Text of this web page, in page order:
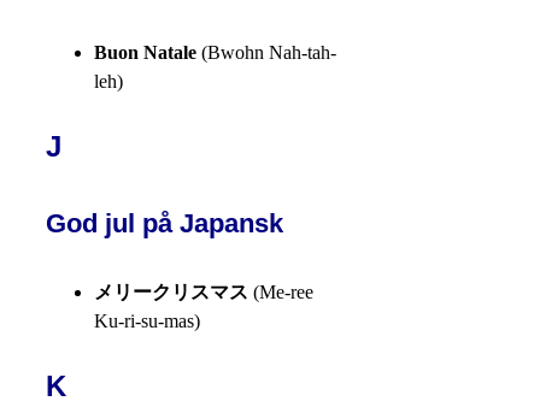
Buon Natale (Bwohn Nah-tah-
leh)
J
God jul på Japansk
メリークリスマス (Me-ree
Ku-ri-su-mas)
K